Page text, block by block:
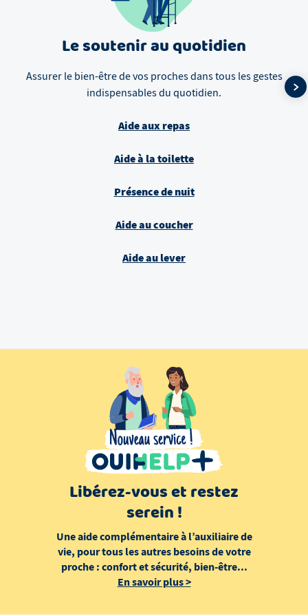
Le soutenir au quotidien
Assurer le bien-être de vos proches dans tous les gestes
indispensables du quotidien.
Aide aux repas
Aide à la toilette
Présence de nuit
Aide au coucher
Aide au lever
Libérez-vous et restez
serein !
Une aide complémentaire à l’auxiliaire de
vie, pour tous les autres besoins de votre
proche : confort et sécurité, bien-être...
En savoir plus>